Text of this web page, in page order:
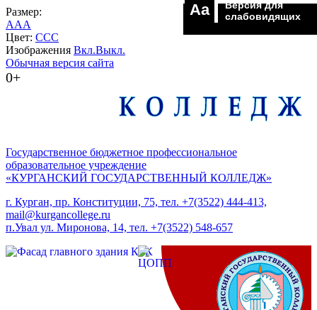
Размер:
AAA
Цвет: CCC
Изображения Вкл.Выкл.
Обычная версия сайта
0+
Aa
Версия для
слабовидящих
Государственное бюджетное профессиональное
образовательное учреждение
«КУРГАНСКИЙ ГОСУДАРСТВЕННЫЙ КОЛЛЕДЖ»
г. Курган, пр. Конституции, 75, тел. +7(3522) 444-413,
mail@kurgancollege.ru
п.Увал ул. Миронова, 14, тел. +7(3522) 548-657